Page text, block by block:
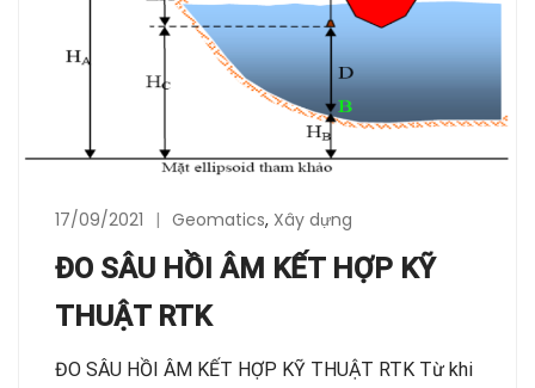
17/09/2021 Geomatics, Xây dựng
ĐO SÂU HỒI ÂM KẾT HỢP KỸ
THUẬT RTK
ĐO SÂU HỒI ÂM KẾT HỢP KỸ THUẬT RTK Từ khi